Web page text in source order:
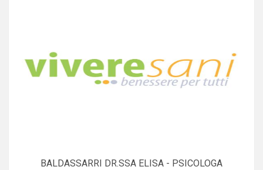
BALDASSARRI DR.SSA ELISA - PSICOLOGA